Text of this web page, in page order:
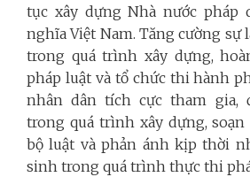
tục xây dựng Nhà nước pháp
nghĩa Việt Nam. Tăng cường sự
trong quá trình xây dựng,
pháp luật và tổ chức thi hành
nhân dân tích cực tham gia,
trong quá trình xây dựng, soạn
bộ luật và phản ánh kịp thời
sinh trong quá trình thực thi